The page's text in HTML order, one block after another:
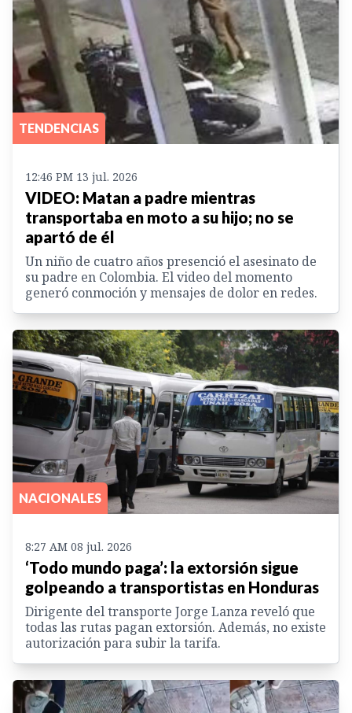
TENDENCIAS
12:46 PM 13 jul. 2026
VIDEO: Matan a padre mientras
transportaba en moto a su hijo; no se
apartó de él
Un niño de cuatro años presenció el asesinato de
su padre en Colombia. El video del momento
generó conmoción y mensajes de dolor en redes.
NACIONALES
8:27 AM 08 jul. 2026
‘Todo mundo paga’: la extorsión sigue
golpeando a transportistas en Honduras
Dirigente del transporte Jorge Lanza reveló que
todas las rutas pagan extorsión. Además, no existe
autorización para subir la tarifa.